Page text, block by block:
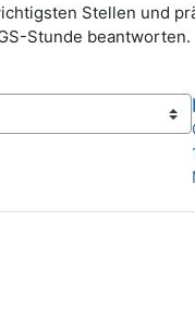
Stellen und
Stunde beantworten.